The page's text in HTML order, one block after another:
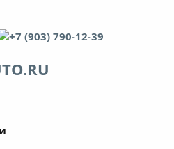
+7 (903) 790-12-39